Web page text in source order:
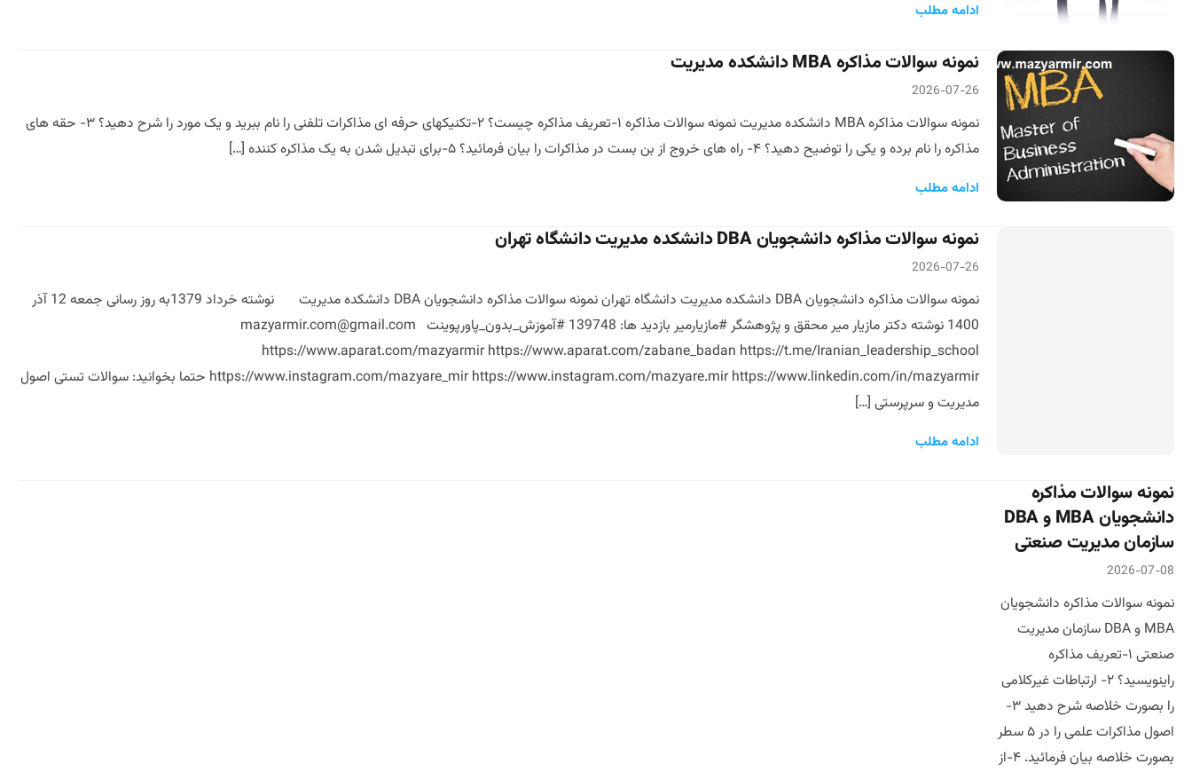
ادامه مطلب
نمونه سوالات مذاکره MBA دانشکده مدیریت
2026-07-26
نمونه سوالات مذاکره MBA دانشکده مدیریت نمونه سوالات مذاکره ۱-تعریف مذاکره چیست؟ ۲-تکنیکهای حرفه ای مذاکرات تلفنی را نام ببرید و یک مورد را شرح دهید؟ ۳- حقه های
مذاکره را نام برده و یکی را توضیح دهید؟ ۴- راه های خروج از بن بست در مذاکرات را بیان فرمائید؟ ۵-برای تبدیل شدن به یک مذاکره کننده […]
ادامه مطلب
نمونه سوالات مذاکره دانشجویان DBA دانشکده مدیریت دانشگاه تهران
2026-07-26
نمونه سوالات مذاکره دانشجویان DBA دانشکده مدیریت دانشگاه تهران نمونه سوالات مذاکره دانشجویان DBA دانشکده مدیریت نوشته خرداد 1379به روز رسانی جمعه 12 آذر
1400 نوشته دکتر مازیار میر محقق و پژوهشگر #مازیارمیر بازدید ها: 139748 #آموزش_بدون_پاورپوینت mazyarmir.com@gmail.com
https://www.aparat.com/mazyarmir https://www.aparat.com/zabane_badan https://t.me/Iranian_leadership_school
https://www.instagram.com/mazyare_mir https://www.instagram.com/mazyare.mir https://www.linkedin.com/in/mazyarmir حتما بخوانید: سوالات تستی اصول
مدیریت و سرپرستی […]
ادامه مطلب
نمونه سوالات مذاکره
دانشجویان MBA و DBA
سازمان مدیریت صنعتی
2026-07-08
نمونه سوالات مذاکره دانشجویان
MBA و DBA سازمان مدیریت
صنعتی ۱-تعریف مذاکره
راینویسید؟ ۲- ارتباطات غیرکلامی
را بصورت خلاصه شرح دهید ۳-
اصول مذاکرات علمی را در ۵ سطر
بصورت خلاصه بیان فرمائید. ۴-از